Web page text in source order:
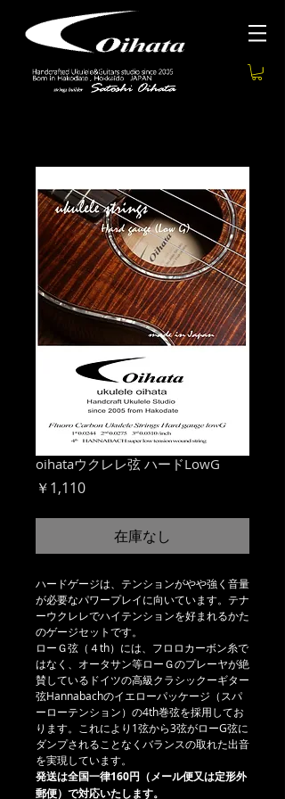
oihataウクレレ弦 ハードLowG
￥1,110価
在庫なし
ハードゲージは、テンションがやや強く音量
が必要なパワープレイに向いています。テナ
ーウクレレでハイテンションを好まれるかた
のゲージセットです。
ローＧ弦（４th）には、フロロカーボン糸で
はなく、オータサン等ローＧのプレーヤが絶
賛しているドイツの高級クラシックーギター
弦Hannabachのイエローパッケージ（スパ
ーローテンション）の4th巻弦を採用してお
ります。これにより1弦から3弦がローG弦に
ダンプされることなくバランスの取れた出音
を実現しています。
発送は全国一律160円（メール便又は定形外
郵便）で対応いたします。